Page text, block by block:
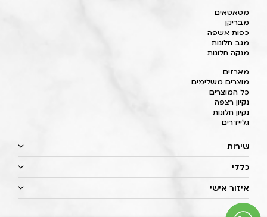
מטאטאים
מבריקן
כפות אשפה
מגב חלונות
מנקה חלונות
מארזים
מוצרים משלימים
כל המוצרים
נקיון רצפה
נקיון חלונות
גליידרים
שירות
כללי
איזור אישי